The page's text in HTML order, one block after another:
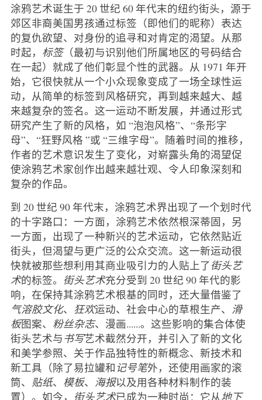
涂鸦艺术诞生于 20 世纪 60 年代末的纽约街头，源于
郊区非裔美国男孩通过标签（即他们的昵称）表达
的复仇欲望、对身份的追寻和对肯定的渴望。从那
时起， 标签（最初与识别他们所属地区的号码结合
在一起）就成了他们彰显个性的武器。从 1971 年开
始，它很快就从一个小众现象变成了一场全球性运
动，从简单的标签到风格研究，再到越来越大、越
来越复杂的签名。这一运动不断发展，并通过形式
研究产生了新的风格，如 “泡泡风格”、“条形字
母”、“狂野风格 ”或 “三维字母”。随着时间的推移，
作者的艺术意识发生了变化，对崭露头角的渴望促
使涂鸦艺术家创作出越来越壮观、令人印象深刻和
复杂的作品。
到 20 世纪 90 年代末，涂鸦艺术界出现了一个划时代
的十字路口：一方面，涂鸦艺术依然根深蒂固，另
一方面，出现了一种新兴的艺术运动，它依然贴近
街头，但渴望与更广泛的公众交流。这一新运动很
快就被那些想利用其商业吸引力的人贴上了街头艺
术的标签。 街头艺术充分受到 20 世纪 90 年代的影
响，在保持其涂鸦艺术根基的同时，还大量借鉴了
气溶胶文化、 狂欢运动、社会中心的草根生产、 滑
板图案、 粉丝杂志、漫画......。这些影响的集合体使
街头艺术与书写艺术截然分开，并引入了新的文化
和美学参照、关于作品独特性的新概念、新技术和
新工具（除了易拉罐和 记号笔外，还使用画家的滚
筒、 贴纸、 模板、 海报以及用各种材料制作的装
置）。如今， 街头艺术已成为一种时尚：它从地下